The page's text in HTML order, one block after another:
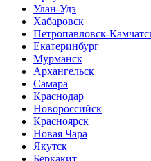
Улан-Удэ
Хабаровск
Петропавловск-
Екатеринбург
Мурманск
Архангельск
Самара
Краснодар
Новороссийск
Красноярск
Новая Чара
Якутск
Беркакит